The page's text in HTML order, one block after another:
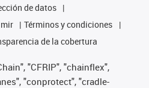
de datos
Términos y condiciones
de la cobertura
"CFRIP", "chainflex",
"conprotect", "cradle-